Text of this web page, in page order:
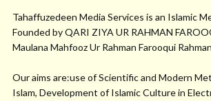
Tahaffuzedeen Media Services is an Islamic
Founded by QARI ZIYA UR RAHMAN
Maulana Mahfooz Ur Rahman Farooqui
Our aims are:use of Scientific and Modern
Islam, Development of Islamic Culture in